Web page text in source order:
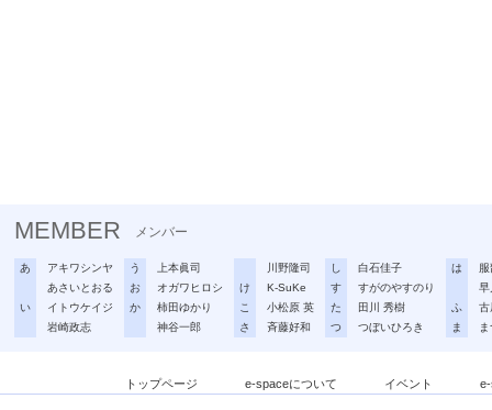
MEMBER メンバー
あ
アキワシンヤ
あさいとおる
い
イトウケイジ
岩崎政志
う
上本眞司
お
オガワヒロシ
か
柿田ゆかり
神谷一郎
川野隆司
け
K-SuKe
こ
小松原 英
さ
斉藤好和
し
白石佳子
す
すがのやすのり
た
田川 秀樹
つ
つぼいひろき
は
早
ふ
古
ま
トップページ e-spaceについて イベント